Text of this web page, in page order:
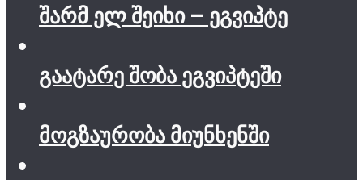
შარმ ელ შეიხი – ეგვიპტე
გაატარე შობა ეგვიპტეში
მოგზაურობა მიუნხენში